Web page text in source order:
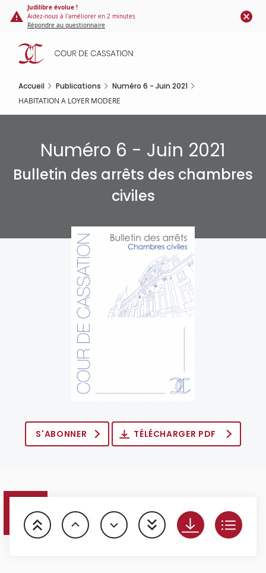
Panneau de gestion des cookies
contenu
principal
Judilibre évolue !
Aidez-nous à l'améliorer en 2 minutes
Répondre au questionnaire
Accueil Publications Numéro 6 - Juin 2021
HABITATION A LOYER MODERE
Numéro 6 - Juin 2021
Bulletin des arrêts des chambres
civiles
S'ABONNER TÉLÉCHARGER PDF